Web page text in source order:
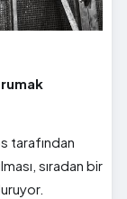
tarafından
sıradan bir